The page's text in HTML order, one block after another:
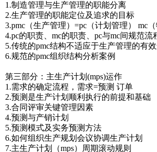
1.制造管理与生产管理的职能分离
2.生产管理的职能定位及追求的目标
3.pmc（生产管理）=pc（计划管理） mc（
4.pc的职责、mc的职责、pc与mc间规范流
5.传统的pmc结构不适应于生产管理的有
6.规范的pmc组织结构分析案例
第三部分：主生产计划(mps)运作
1.需求的确定流程，需求=预测 订单
2.预测是生产计划顺利执行的前提和基础
3.合同评审关键管理因素
4.预测与产销计划
5.预测模式及实务预测方法
6.如何组织生产规划会议协调生产计划
7.主生产计划（mps）周期滚动规则